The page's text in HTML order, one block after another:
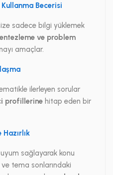
Becerisi
sadece bilgi yüklemek
ve problem
amaçlar.
ilerleyen sorular
profillerine hitap eden bir
sağlayarak konu
tema sonlarındaki